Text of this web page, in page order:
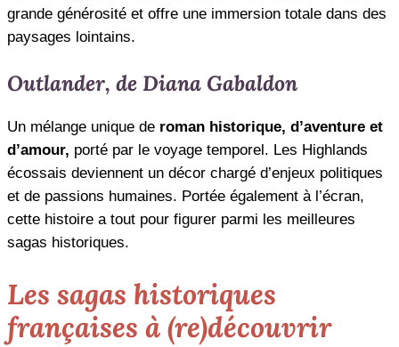
grande générosité et offre une immersion totale dans des
paysages lointains.
Outlander, de Diana Gabaldon
Un mélange unique de roman historique, d’aventure et
d’amour, porté par le voyage temporel. Les Highlands
écossais deviennent un décor chargé d’enjeux politiques
et de passions humaines. Portée également à l’écran,
cette histoire a tout pour figurer parmi les meilleures
sagas historiques.
Les sagas historiques
françaises à (re)découvrir